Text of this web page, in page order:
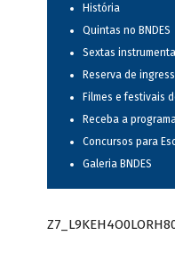
História
Quintas no BNDES
Sextas
Reserva de
Filmes e festivais
Receba a
Concursos para
Galeria BNDES